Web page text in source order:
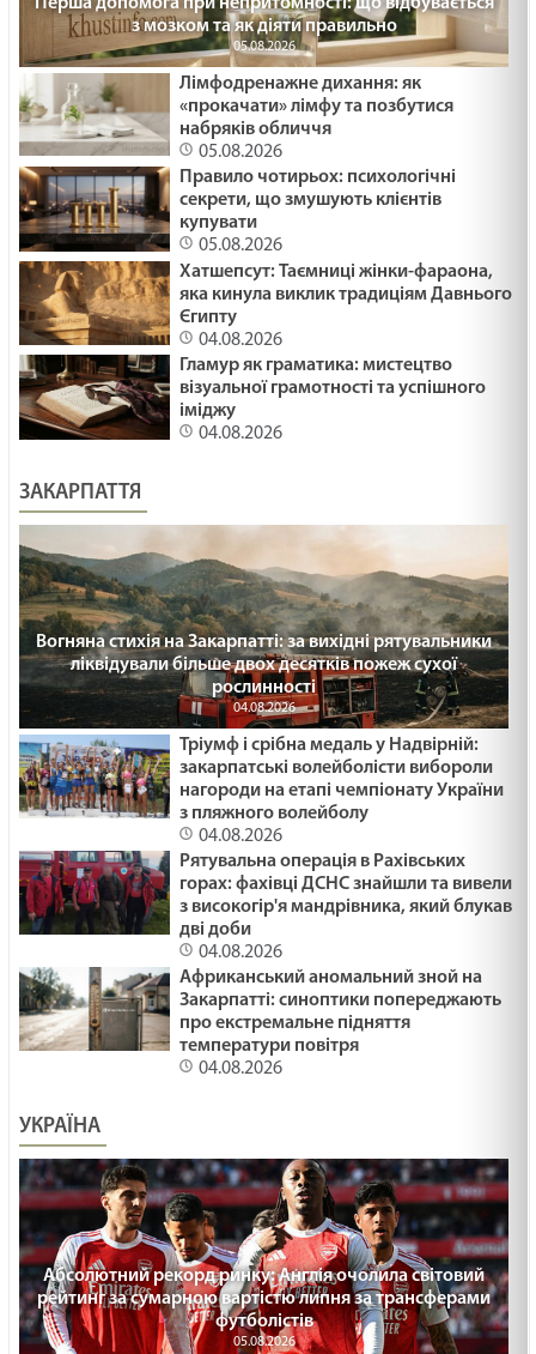
Перша допомога при непритомності: що відбувається
з мозком та як діяти правильно
05.08.2026
Лімфодренажне дихання: як
«прокачати» лімфу та позбутися
набряків обличчя
05.08.2026
Правило чотирьох: психологічні
секрети, що змушують клієнтів
купувати
05.08.2026
Хатшепсут: Таємниці жінки-фараона,
яка кинула виклик традиціям Давнього
Єгипту
04.08.2026
Гламур як граматика: мистецтво
візуальної грамотності та успішного
іміджу
04.08.2026
ЗАКАРПАТТЯ
Вогняна стихія на Закарпатті: за вихідні рятувальники
ліквідували більше двох десятків пожеж сухої
рослинності
04.08.2026
Тріумф і срібна медаль у Надвірній:
закарпатські волейболісти вибороли
нагороди на етапі чемпіонату України
з пляжного волейболу
04.08.2026
Рятувальна операція в Рахівських
горах: фахівці ДСНС знайшли та вивели
з високогір'я мандрівника, який блукав
дві доби
04.08.2026
Африканський аномальний зной на
Закарпатті: синоптики попереджають
про екстремальне підняття
температури повітря
04.08.2026
УКРАЇНА
Абсолютний рекорд ринку: Англія очолила світовий
рейтинг за сумарною вартістю липня за трансферами
футболістів
05.08.2026